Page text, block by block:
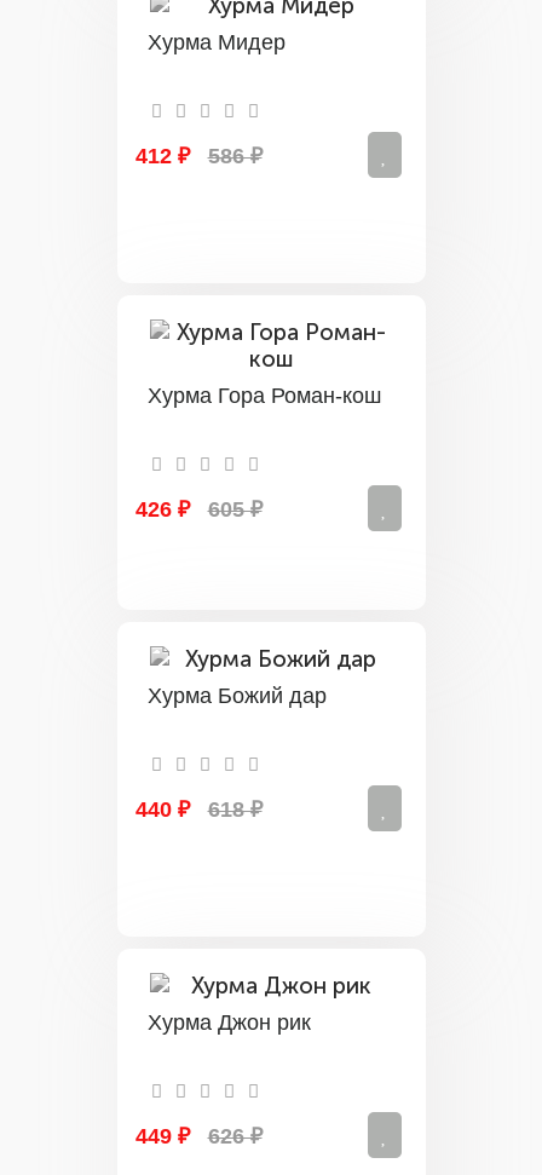
Хурма Мидер
412 ₽ 586 ₽
Хурма Гора Роман-кош
426 ₽ 605 ₽
Хурма Божий дар
440 ₽ 618 ₽
Хурма Джон рик
449 ₽ 626 ₽